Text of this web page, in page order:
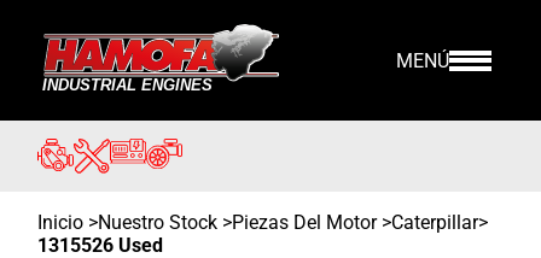
MENÚ
Inicio >Nuestro Stock >Piezas Del Motor >Caterpillar>
1315526 Used